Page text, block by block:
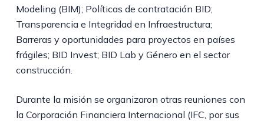
Modeling (BIM); Políticas de contratación BID;
Transparencia e Integridad en Infraestructura;
Barreras y oportunidades para proyectos en países
frágiles; BID Invest; BID Lab y Género en el sector
construcción.
Durante la misión se organizaron otras reuniones con
la Corporación Financiera Internacional (IFC, por sus